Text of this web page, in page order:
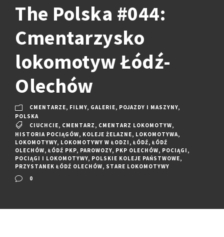
The Polska #044:
Cmentarzysko
lokomotyw Łódź-
Olechów
CMENTARZE, FILMY, GALERIE, POJAZDY I MASZYNY,
POLSKA
CIUCHCIE, CMENTARZ , CMENTARZ LOKOMOTYW,
HISTORIA POCIĄGÓW, KOLEJE ŻELAZNE, LOKOMOTYWA,
LOKOMOTYWY, LOKOMOTYWY W ŁODZI , ŁÓDŹ, ŁÓDŹ
OLECHÓW, ŁÓDŹ PKP, PAROWOZY, PKP OLECHÓW, POCIĄGI ,
POCIĄGI I LOKOMOTYWY, POLSKIE KOLEJE PAŃSTWOWE,
PRZYSTANEK ŁÓDŹ OLECHÓW, STARE LOKOMOTYWY
0